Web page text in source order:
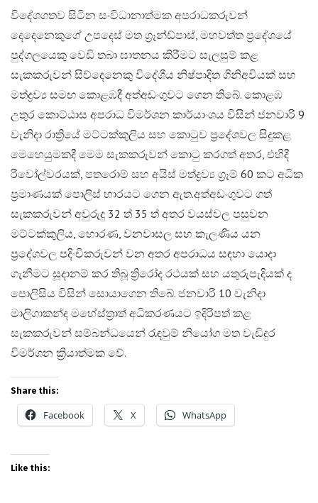
විදේශගතව සිටින සංවිධානාත්මක අපරාධකරුවන්
දෙදෙනෙකුගේ උපදෙස් මත ග්‍රෑන්ඩ්පාස්, මහවත්ත ප්‍රදේශයේ
පුද්ගලයෙකු වෙඩි තබා ඝාතනය කිරීමට සැලසුම් කළ
සැකකරුවන් සිව්දෙනෙකු විදේශීය නිෂ්පාදිත ගිනිඅවියක් සහ
මත්ද්‍රව්‍ය සමඟ කොළඹදී අත්අඩංගුවට ගෙන තිබේ. කොළඹ
උතුර කොට්ඨාස අපරාධ විමර්ශන කාර්යාංශය විසින් ජනවාරි 9
වැනිදා රාත්‍රියේ මට්ටක්කුලිය සහ කොටුව ප්‍රදේශවල සිදුකළ
මෙහෙයුමකදී මෙම සැකකරුවන් කොටු කරගත් අතර, එහිදී
රිවෝල්වරයක්, පතරොම් සහ අයිස් මත්ද්‍රව්‍ය ග්‍රෑම් 60 කට අධික
ප්‍රමාණයක් පොලිස් භාරයට ගෙන ඇත.​අත්අඩංගුවට ගත්
සැකකරුවන් අවුරුදු 32 ත් 35 ත් අතර වයස්වල පසුවන
මට්ටක්කුලිය, හොරණ, වනවාසල සහ කැලණිය යන
ප්‍රදේශවල පදිංචිකරුවන් වන අතර අපරාධය සඳහා යොදා
ගැනීමට සූදානම් කර තිබූ ත්‍රිරෝද රථයක් සහ යතුරුපැදියක් ද
පොලිසිය විසින් සොයාගෙන තිබේ. ජනවාරි 10 වැනිදා
මාලිගාකන්ද මහේස්ත්‍රාත් අධිකරණයට ඉදිරිපත් කළ
සැකකරුවන් සම්බන්ධයෙන් රැඳවුම් නියෝග මත වැඩිදුර
විමර්ශන ක්‍රියාත්මක වේ.
Share this:
Facebook X WhatsApp
Like this: